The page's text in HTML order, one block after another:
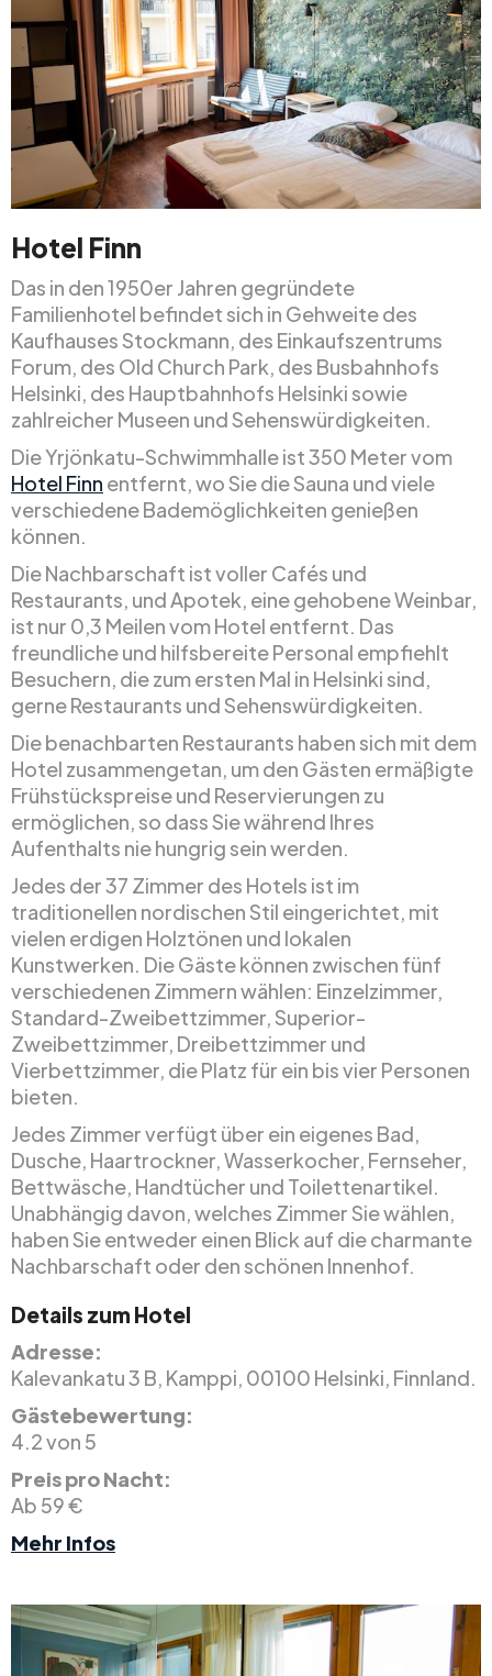
Hotel Finn
Das in den 1950er Jahren gegründete
Familienhotel befindet sich in Gehweite des
Kaufhauses Stockmann, des Einkaufszentrums
Forum, des Old Church Park, des Busbahnhofs
Helsinki, des Hauptbahnhofs Helsinki sowie
zahlreicher Museen und Sehenswürdigkeiten.
Die Yrjönkatu-Schwimmhalle ist 350 Meter vom
Hotel Finn entfernt, wo Sie die Sauna und viele
verschiedene Bademöglichkeiten genießen
können.
Die Nachbarschaft ist voller Cafés und
Restaurants, und Apotek, eine gehobene Weinbar,
ist nur 0,3 Meilen vom Hotel entfernt. Das
freundliche und hilfsbereite Personal empfiehlt
Besuchern, die zum ersten Mal in Helsinki sind,
gerne Restaurants und Sehenswürdigkeiten.
Die benachbarten Restaurants haben sich mit dem
Hotel zusammengetan, um den Gästen ermäßigte
Frühstückspreise und Reservierungen zu
ermöglichen, so dass Sie während Ihres
Aufenthalts nie hungrig sein werden.
Jedes der 37 Zimmer des Hotels ist im
traditionellen nordischen Stil eingerichtet, mit
vielen erdigen Holztönen und lokalen
Kunstwerken. Die Gäste können zwischen fünf
verschiedenen Zimmern wählen: Einzelzimmer,
Standard-Zweibettzimmer, Superior-
Zweibettzimmer, Dreibettzimmer und
Vierbettzimmer, die Platz für ein bis vier Personen
bieten.
Jedes Zimmer verfügt über ein eigenes Bad,
Dusche, Haartrockner, Wasserkocher, Fernseher,
Bettwäsche, Handtücher und Toilettenartikel.
Unabhängig davon, welches Zimmer Sie wählen,
haben Sie entweder einen Blick auf die charmante
Nachbarschaft oder den schönen Innenhof.
Details zum Hotel
Adresse:
Kalevankatu 3 B, Kamppi, 00100 Helsinki, Finnland.
Gästebewertung:
4.2 von 5
Preis pro Nacht:
Ab 59 €
Mehr Infos